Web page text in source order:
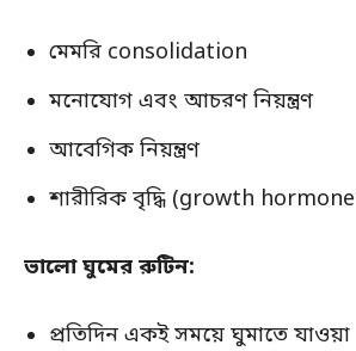
মেমরি consolidation
মনোযোগ এবং আচরণ নিয়ন্ত্রণ
আবেগিক নিয়ন্ত্রণ
শারীরিক বৃদ্ধি (growth
ভালো ঘুমের রুটিন:
প্রতিদিন একই সময়ে ঘুমাতে যাওয়া